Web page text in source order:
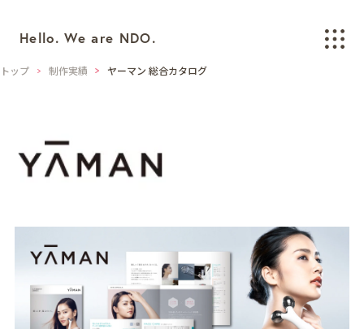
Hello. We are NDO.
WORKS
BRANDINGブランディング
GRAPHIC グラフィックデザイン
PACKAGING パッケージデザイン
WEBウェブデザイン
トップ 制作実績 ヤーマン 総合カタログ